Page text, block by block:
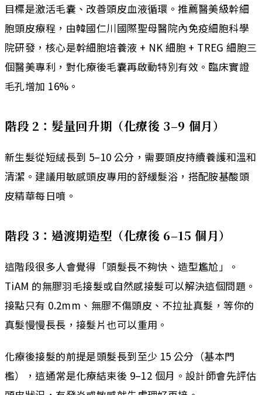
目標是激活毛囊、改善頭皮血液循環。推薦醫美級幹細
胞頭皮療程，由韓國仁川國際聖母醫院內免疫細胞科學
院研發，核心是幹細胞培養液 + NK 細胞 + TREG 細胞三
個醫美專利，對化療後毛囊再啟動特別有效。臨床實證
毛孔增加 16%。
階段 2：髮量回升期（化療後 3–9 個月）
新生髮從短絨長到 5–10 公分，需要頭皮持續養護和溫和
清潔。建議用敏感頭皮專用的舒緩髮浴，搭配胺基酸頭
皮精華每日噴。
階段 3：過渡期造型（化療後 6–15 個月）
這階段很多人會覺得「頭髮長不夠快、造型尷尬」。
TiAM 的無膠羽毛接髮或自然感接髮可以解決這個問題。
接點只有 0.2mm、無膠不傷頭皮、不拉扯真髮，等你的
真髮慢慢長長，接髮片也可以重用。
化療後接髮的前提是頭髮長到至少 15 公分（基本門
檻），這通常是化療結束後 9–12 個月。設計師會先評估